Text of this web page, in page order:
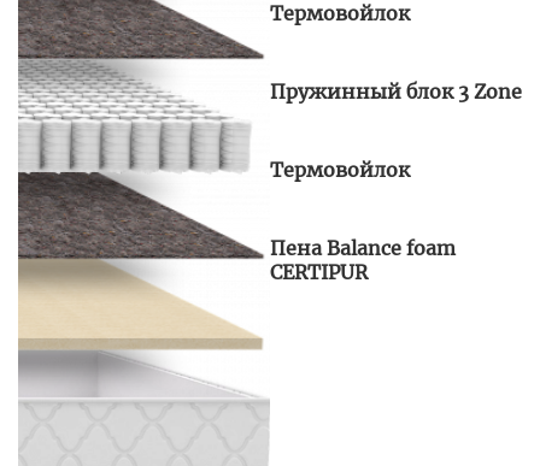
Пена Balance foam
CERTIPUR
Термовойлок
Пружинный блок 3 Zone
Термовойлок